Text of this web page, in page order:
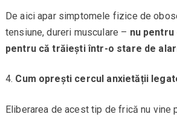
De aici apar simptomele fizice de
tensiune, dureri musculare – nu pentru
pentru că trăiești într-o stare de
Cum oprești cercul anxietății
Eliberarea de acest tip de frică nu vine